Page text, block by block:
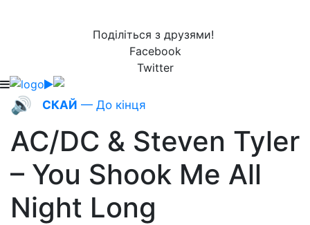
Поділіться з друзями!
Facebook
Twitter
🔊 СКАЙ — До кінця
AC/DC & Steven Tyler
– You Shook Me All
Night Long